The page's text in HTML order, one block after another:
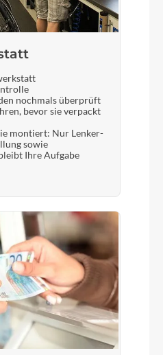
nochmals überprüft
bevor sie verpackt
montiert: Nur Lenker-
sowie
Ihre Aufgabe